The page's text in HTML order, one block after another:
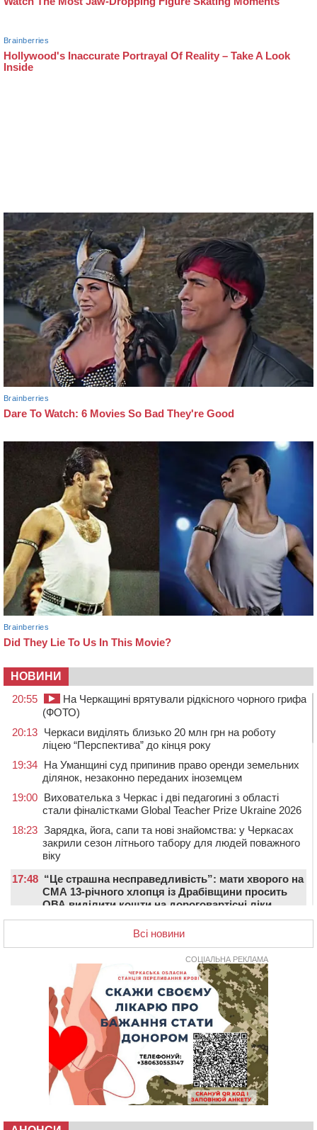
НОВИНИ
20:55
На Черкащині врятували рідкісного чорного грифа
(ФОТО)
20:13 Черкаси виділять близько 20 млн грн на роботу
ліцею “Перспектива” до кінця року
19:34 На Уманщині суд припинив право оренди земельних
ділянок, незаконно переданих іноземцем
19:00 Вихователька з Черкас і дві педагогині з області
стали фіналістками Global Teacher Prize Ukraine 2026
18:23 Зарядка, йога, сапи та нові знайомства: у Черкасах
закрили сезон літнього табору для людей поважного
віку
17:48 “Це страшна несправедливість”: мати хворого на
СМА 13-річного хлопця із Драбівщини просить
ОВА виділити кошти на дороговартісні ліки
На Уманщині судитимуть колишню очільницю відділу
освіти через закупівлю електрики за завищеною
У Черкасах провели в останню путь двох
загиблих воїнів
До 1 вересня у Черкасах оновлюють дорожню
розмітку біля навчальних закладів (ФОТОФАКТ)
На честь загиблого захисника і чемпіона світу в
Черкасах відкрили спортивно-реабілітаційний центр
На Звенигородщині, попри заборону міськради,
проведуть “Ше.Fest”
роботі електромереж та комунальних служб
Всі новини
СОЦІАЛЬНА РЕКЛАМА